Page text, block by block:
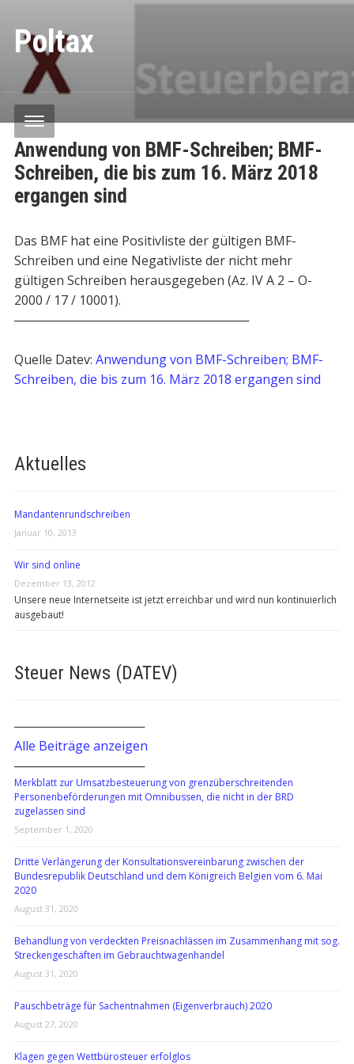
Poltax
Aktuelles
Mandantenrundschreiben
Januar 10, 2013
Wir sind online
Dezember 13, 2012
Unsere neue Internetseite ist jetzt erreichbar und wird nun kontinuierlich
ausgebaut!
Anwendung von BMF-Schreiben; BMF-
Schreiben, die bis zum 16. März 2018
ergangen sind
Das BMF hat eine Positivliste der gültigen BMF-
Schreiben und eine Negativliste der nicht mehr
gültigen Schreiben herausgegeben (Az. IV A 2 – O-
2000 / 17 / 10001).
───────────────────────────
Quelle Datev: Anwendung von BMF-Schreiben; BMF-
Schreiben, die bis zum 16. März 2018 ergangen sind
Steuer News (DATEV)
───────────────
Alle Beiträge anzeigen
───────────────
Merkblatt zur Umsatzbesteuerung von grenzüberschreitenden
Personenbeförderungen mit Omnibussen, die nicht in der BRD
zugelassen sind
September 1, 2020
Dritte Verlängerung der Konsultationsvereinbarung zwischen der
Bundesrepublik Deutschland und dem Königreich Belgien vom 6. Mai
2020
August 31, 2020
Behandlung von verdeckten Preisnachlässen im Zusammenhang mit sog.
Streckengeschäften im Gebrauchtwagenhandel
August 31, 2020
Pauschbeträge für Sachentnahmen (Eigenverbrauch) 2020
August 27, 2020
Klagen gegen Wettbürosteuer erfolglos